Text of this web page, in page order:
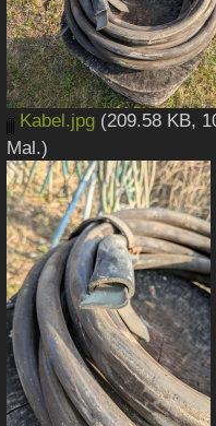
Kabel.jpg (209.58 KB,
Mal.)